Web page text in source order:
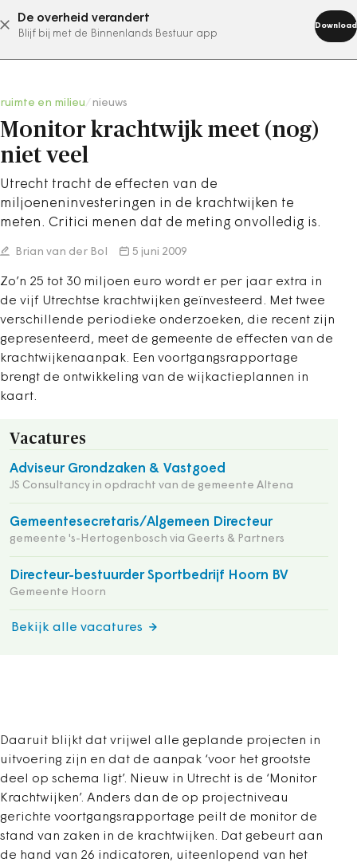
De overheid verandert
Blijf bij met de Binnenlands Bestuur app
Download
abonneer nu
ruimte en milieu nieuws
Monitor krachtwijk meet (nog)
niet veel
Utrecht tracht de effecten van de
miljoeneninvesteringen in de krachtwijken te
meten. Critici menen dat de meting onvolledig is.
Brian van der Bol 5 juni 2009
Zo’n 25 tot 30 miljoen euro wordt er per jaar extra in
de vijf Utrechtse krachtwijken geïnvesteerd. Met twee
verschillende periodieke onderzoeken, die recent zijn
gepresenteerd, meet de gemeente de effecten van de
krachtwijkenaanpak. Een voortgangsrapportage
brengt de ontwikkeling van de wijkactieplannen in
kaart.
Vacatures
Adviseur Grondzaken & Vastgoed
JS Consultancy in opdracht van de gemeente Altena
Gemeentesecretaris/Algemeen Directeur
gemeente 's-Hertogenbosch via Geerts & Partners
Directeur-bestuurder Sportbedrijf Hoorn BV
Gemeente Hoorn
Bekijk alle vacatures
Daaruit blijkt dat vrijwel alle geplande projecten in
uitvoering zijn en dat de aanpak ‘voor het grootste
deel op schema ligt’. Nieuw in Utrecht is de ‘Monitor
Krachtwijken’. Anders dan de op projectniveau
gerichte voortgangsrapportage peilt de monitor de
stand van zaken in de krachtwijken. Dat gebeurt aan
de hand van 26 indicatoren, uiteenlopend van het